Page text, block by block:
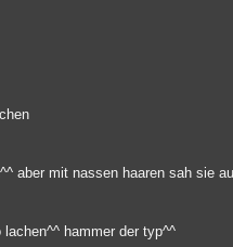
aber mit nassen haaren sah sie
hammer der typ^^